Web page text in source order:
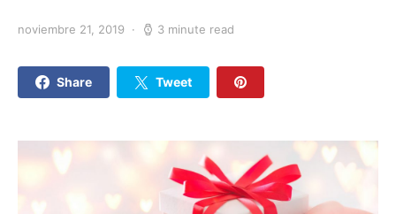
noviembre 21, 2019 3 minute read
Share Tweet